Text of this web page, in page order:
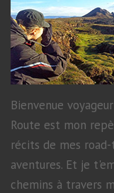
Bienvenue
Route est mon
récits de mes
aventures. Et je
chemins à travers